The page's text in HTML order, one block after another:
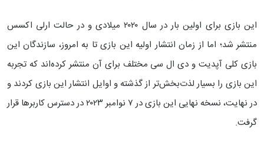
این بازی برای اولین بار در سال ۲۰۲۰ میلادی و در حالت ارلی اکسس
منتشر شد؛ اما از زمان انتشار اولیه این بازی تا به امروز،‌ سازندگان این
بازی کلی آپدیت و دی ال سی مختلف برای آن منتشر کرده‌اند که تجربه
این بازی را بسیار لذت‌بخش‌تر از گذشته و اوایل انتشار این بازی کردند و
در نهایت، نسخه نهایی این بازی در ۷ نوامبر ۲۰۲۳ در دسترس کاربرها قرار
گرفت.